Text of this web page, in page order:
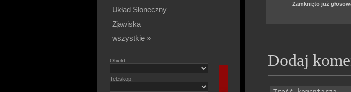
Układ Słoneczny
Zjawiska
wszystkie »
Obiekt:
Teleskop:
Zamknięto już
Dodaj